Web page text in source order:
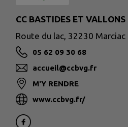
CC BASTIDES ET VALLONS
Route du lac, 32230 Marciac
05 62 09 30 68
accueil@ccbvg.fr
M'Y RENDRE
www.ccbvg.fr/